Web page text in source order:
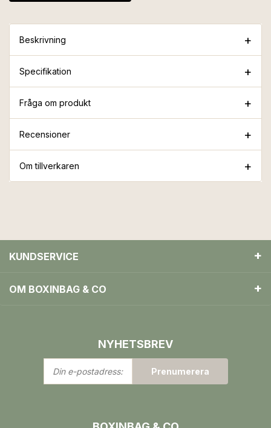
Beskrivning
Specifikation
Fråga om produkt
Recensioner
Om tillverkaren
KUNDSERVICE
OM BOXINBAG & CO
NYHETSBREV
Din
e-
Prenumerera